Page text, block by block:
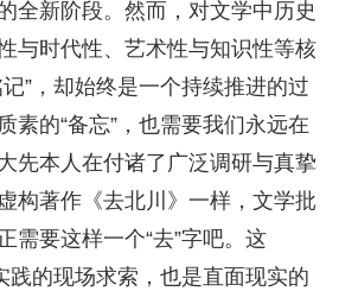
全新阶段。然而，对文学中历史
与时代性、艺术性与知识性等核
”，却始终是一个持续推进的过
素的“备忘”，也需要我们永远在
先本人在付诸了广泛调研与真挚
构著作《去北川》一样，文学批
需要这样一个“去”字吧。这
践的现场求索，也是直面现实的